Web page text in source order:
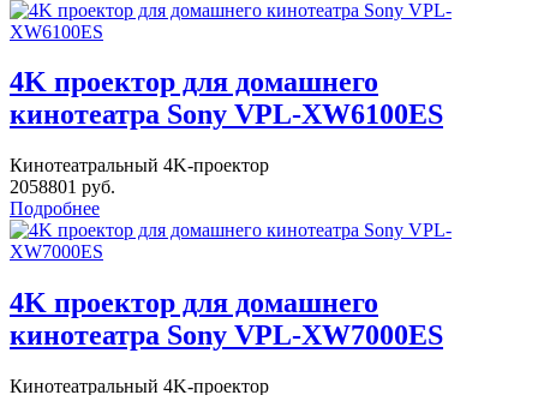
4K проектор для домашнего
кинотеатра Sony VPL-XW6100ES
Кинотеатральный 4K-проектор
2058801 руб.
Подробнее
4K проектор для домашнего
кинотеатра Sony VPL-XW7000ES
Кинотеатральный 4K-проектор